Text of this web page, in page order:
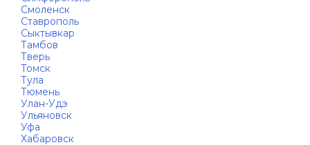
Смоленск
Ставрополь
Сыктывкар
Тамбов
Тверь
Томск
Тула
Тюмень
Улан-Удэ
Ульяновск
Уфа
Хабаровск